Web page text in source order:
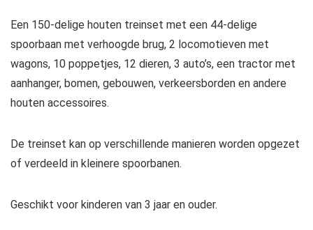
Een 150-delige houten treinset met een 44-delige
spoorbaan met verhoogde brug, 2 locomotieven met
wagons, 10 poppetjes, 12 dieren, 3 auto’s, een tractor met
aanhanger, bomen, gebouwen, verkeersborden en andere
houten accessoires.
De treinset kan op verschillende manieren worden opgezet
of verdeeld in kleinere spoorbanen.
Geschikt voor kinderen van 3 jaar en ouder.